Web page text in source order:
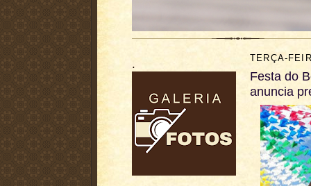
. TERÇA-
Festa do
anuncia